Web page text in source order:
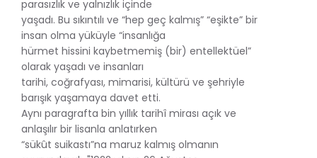
parasızlık ve yalnızlık içinde
yaşadı. Bu sıkıntılı ve “hep geç kalmış” “eşikte” bir
insan olma yüküyle “insanlığa
hürmet hissini kaybetmemiş (bir) entellektüel”
olarak yaşadı ve insanları
tarihi, coğrafyası, mimarisi, kültürü ve şehriyle
barışık yaşamaya davet etti.
Aynı paragrafta bin yıllık tarihî mirası açık ve
anlaşılır bir lisanla anlatırken
“sükût suikastı”na maruz kalmış olmanın